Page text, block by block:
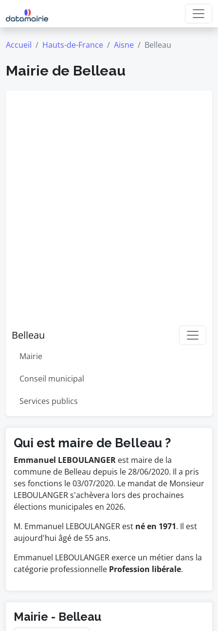
Accueil Hauts-de-France Aisne Belleau
Mairie de Belleau
Belleau
Mairie
Conseil municipal
Services publics
Qui est maire de Belleau ?
Emmanuel LEBOULANGER est maire de la
commune de Belleau depuis le 28/06/2020. Il a pris
ses fonctions le 03/07/2020. Le mandat de Monsieur
LEBOULANGER s'achèvera lors des prochaines
élections municipales en 2026.
M. Emmanuel LEBOULANGER est né en 1971. Il est
aujourd'hui âgé de 55 ans.
Emmanuel LEBOULANGER exerce un métier dans la
catégorie professionnelle Profession libérale.
Mairie - Belleau